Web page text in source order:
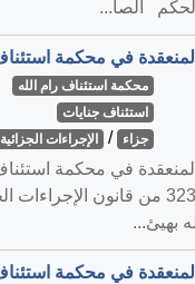
محكمة استئناف رام الله
استئناف جنايات
جزاء / الإجراءات الجزائية
بهيئ...